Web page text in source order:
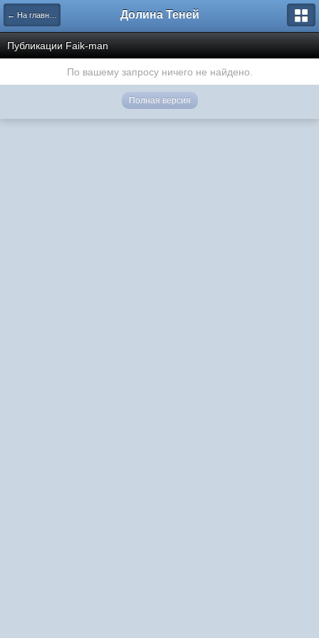
← На главную Долина Теней
Публикации Faik-man
По вашему запросу ничего не найдено.
Полная версия